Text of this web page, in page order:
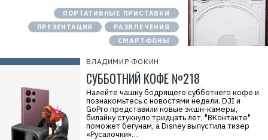
ПОРТАТИВНЫЕ ПРИСТАВКИ
ПРЕЗЕНТАЦИЯ
РАЗВЛЕЧЕНИЯ
СМАРТФОНЫ
ВЛАДИМИР ФОКИН
СУББОТНИЙ КОФЕ №218
Налейте чашку бодрящего субботнего кофе и
познакомьтесь с новостями недели. DJI и
GoPro представили новые экшн-камеры,
билайну стукнуло тридцать лет, "ВКонтакте"
поможет бегунам, а Disney выпустила тизер
«Русалочки»…